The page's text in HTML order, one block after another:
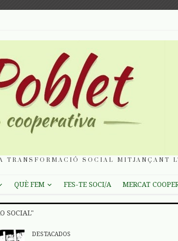
TRANSFORMACIÓ SOCIAL MITJANÇANT
QUÈ FEM FES-TE SOCI/A MERCAT
SOCIAL"
DESTACADOS